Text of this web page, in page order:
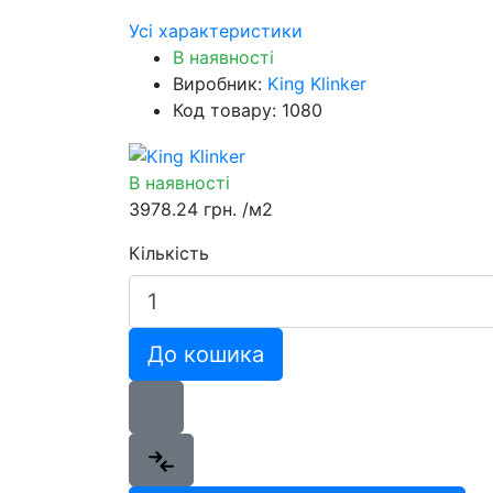
Усі характеристики
В наявності
Виробник: King Klinker
Код товару: 1080
В наявності
3978.24 грн. /м2
Кількість
До кошика